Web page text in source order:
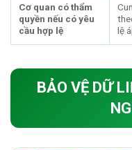
Cơ quan có thẩm
quyền nếu có yêu
cầu hợp lệ
lệ
BẢO VỆ DỮ